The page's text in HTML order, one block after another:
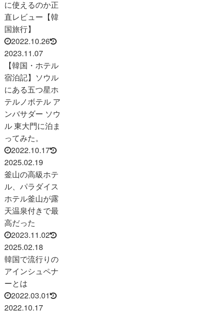
に使えるのか正
直レビュー【韓
国旅行】
2022.10.26
2023.11.07
【韓国・ホテル
宿泊記】ソウル
にある五つ星ホ
テルノボテル ア
ンバサダー ソウ
ル 東大門に泊ま
ってみた。
2022.10.17
2025.02.19
釜山の高級ホテ
ル、パラダイス
ホテル釜山が露
天温泉付きで最
高だった
2023.11.02
2025.02.18
韓国で流行りの
アインシュペナ
ーとは
2022.03.01
2022.10.17